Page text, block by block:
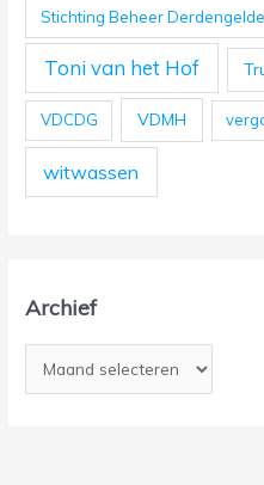
Stichting Beheer
Toni van het Hof
VDCDG VDMH
witwassen
Archief